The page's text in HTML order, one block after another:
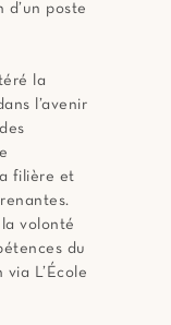
poste
la
l’avenir
filière et
volonté
du
L’École